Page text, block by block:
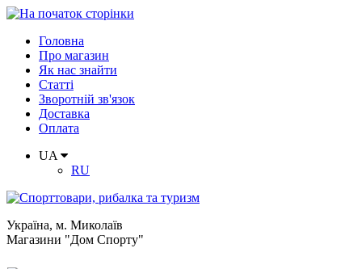
Головна
Про магазин
Як нас знайти
Статті
Зворотній зв'язок
Доставка
Оплата
UA
RU
Україна, м. Миколаїв
Магазини "Дом Спорту"